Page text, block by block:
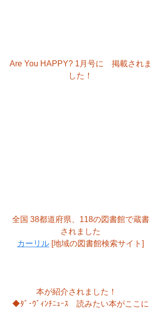
Are You HAPPY? 1月号に　掲載されま
した！
全国 38都道府県、118の図書館で蔵書
されました
カーリル [地域の図書館検索サイト]
本が紹介されました！
◆ﾀﾞ･ｳﾞｨﾝﾁﾆｭｰｽ　読みたい本がここに